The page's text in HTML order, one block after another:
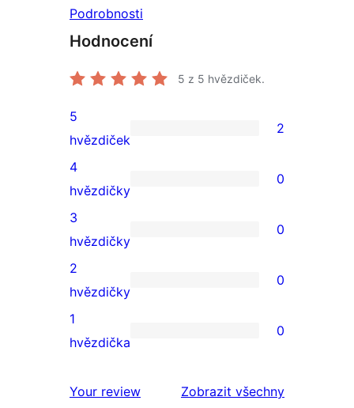
Podrobnosti
Hodnocení
5 z 5 hvězdiček.
2
5hvězdičkové
hodnocení
5
hvězdiček
2
0
4hvězdičkové
hodnocení
4
hvězdičky
0
0
3hvězdičkové
hodnocení
3
hvězdičky
0
0
2hvězdičkové
hodnocení
2
hvězdičky
0
0
hodnocení
1
hvězdička
0
Your review Zobrazit všechnyrecenze